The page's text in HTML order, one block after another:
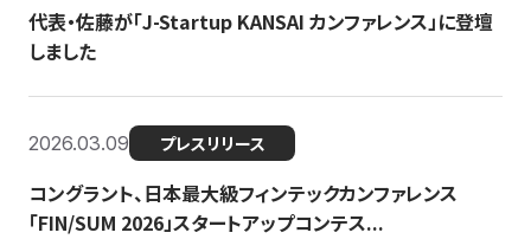
代表・佐藤が「J-Startup KANSAI カンファレンス」に登壇
しました
2026.03.09 プレスリリース
コングラント、日本最大級フィンテックカンファレンス
「FIN/SUM 2026」スタートアップコンテス...